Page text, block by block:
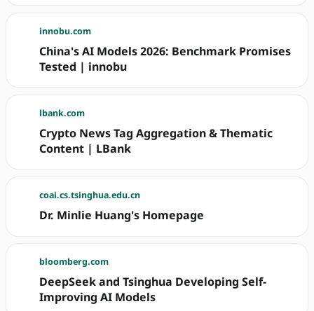
innobu.com
China's AI Models 2026: Benchmark Promises
Tested | innobu
lbank.com
Crypto News Tag Aggregation & Thematic
Content | LBank
coai.cs.tsinghua.edu.cn
Dr. Minlie Huang's Homepage
bloomberg.com
DeepSeek and Tsinghua Developing Self-
Improving AI Models